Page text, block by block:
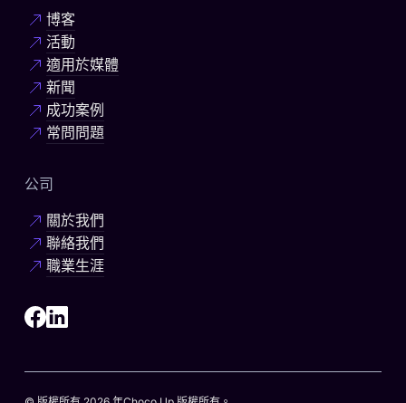
博客
活動
適用於媒體
新聞
成功案例
常問問題
公司
關於我們
聯絡我們
職業生涯